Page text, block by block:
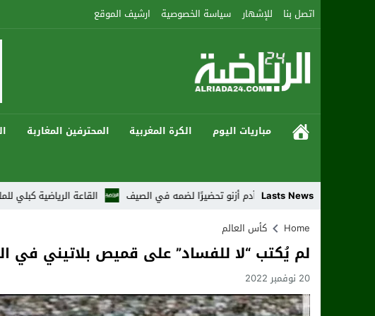
اتصل بنا للإشهار سياسة الخصوصية ارشيف الموقع
مباريات اليوم الكرة المغربية المحترفين المغاربة
Lasts News
المغربي آدم أزنو تحضيرًا لضمه في الصيف القاعة الرياضية كبلي للملاكمة تحتضن
Home
كأس العالم
لم يُكتب “لا للفساد” على قميص بلاتيني في
20 نوفمبر 2022